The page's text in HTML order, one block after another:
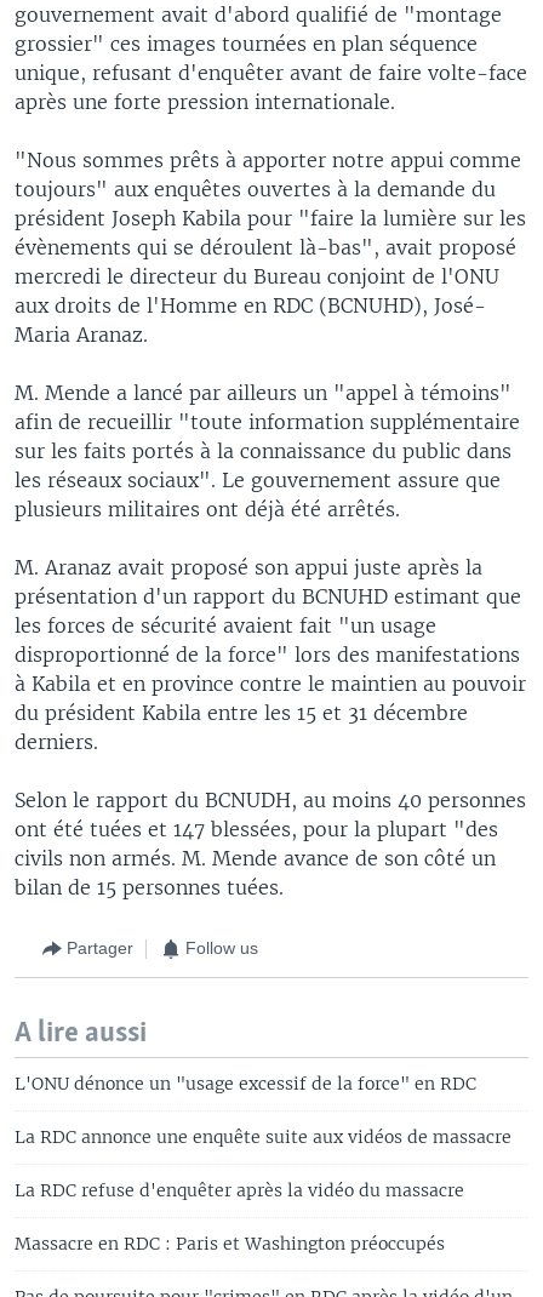
gouvernement avait d'abord qualifié de "montage
grossier" ces images tournées en plan séquence
unique, refusant d'enquêter avant de faire volte-face
après une forte pression internationale.
"Nous sommes prêts à apporter notre appui comme
toujours" aux enquêtes ouvertes à la demande du
président Joseph Kabila pour "faire la lumière sur les
évènements qui se déroulent là-bas", avait proposé
mercredi le directeur du Bureau conjoint de l'ONU
aux droits de l'Homme en RDC (BCNUHD), José-
Maria Aranaz.
M. Mende a lancé par ailleurs un "appel à témoins"
afin de recueillir "toute information supplémentaire
sur les faits portés à la connaissance du public dans
les réseaux sociaux". Le gouvernement assure que
plusieurs militaires ont déjà été arrêtés.
M. Aranaz avait proposé son appui juste après la
présentation d'un rapport du BCNUHD estimant que
les forces de sécurité avaient fait "un usage
disproportionné de la force" lors des manifestations
à Kabila et en province contre le maintien au pouvoir
du président Kabila entre les 15 et 31 décembre
derniers.
Selon le rapport du BCNUDH, au moins 40 personnes
ont été tuées et 147 blessées, pour la plupart "des
civils non armés. M. Mende avance de son côté un
bilan de 15 personnes tuées.
Partager Follow us
A lire aussi
L'ONU dénonce un "usage excessif de la force" en RDC
La RDC annonce une enquête suite aux vidéos de massacre
La RDC refuse d'enquêter après la vidéo du massacre
Massacre en RDC : Paris et Washington préoccupés